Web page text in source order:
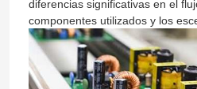
diferencias significativas en el
componentes utilizados y los